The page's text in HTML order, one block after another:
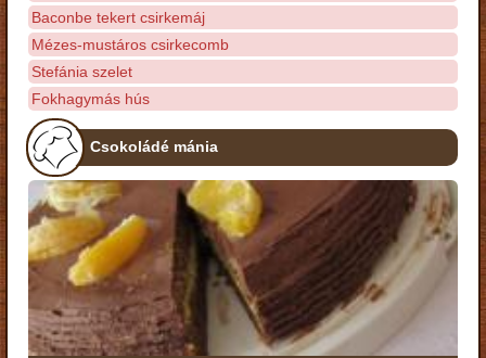
Baconbe tekert csirkemáj
Mézes-mustáros csirkecomb
Stefánia szelet
Fokhagymás hús
Csokoládé mánia